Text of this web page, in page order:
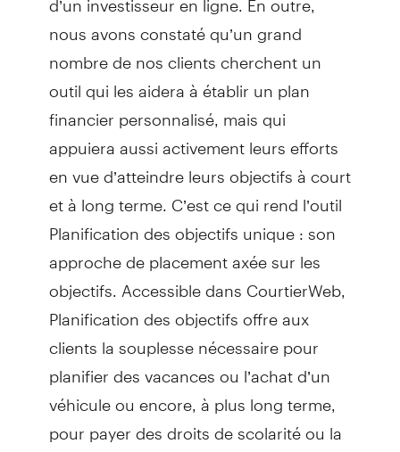
nous avons constaté qu’un grand
nombre de nos clients cherchent un
outil qui les aidera à établir un plan
financier personnalisé, mais qui
appuiera aussi activement leurs efforts
en vue d’atteindre leurs objectifs à court
et à long terme. C’est ce qui rend l’outil
Planification des objectifs unique : son
approche de placement axée sur les
objectifs. Accessible dans CourtierWeb,
Planification des objectifs offre aux
clients la souplesse nécessaire pour
planifier des vacances ou l’achat d’un
véhicule ou encore, à plus long terme,
pour payer des droits de scolarité ou la